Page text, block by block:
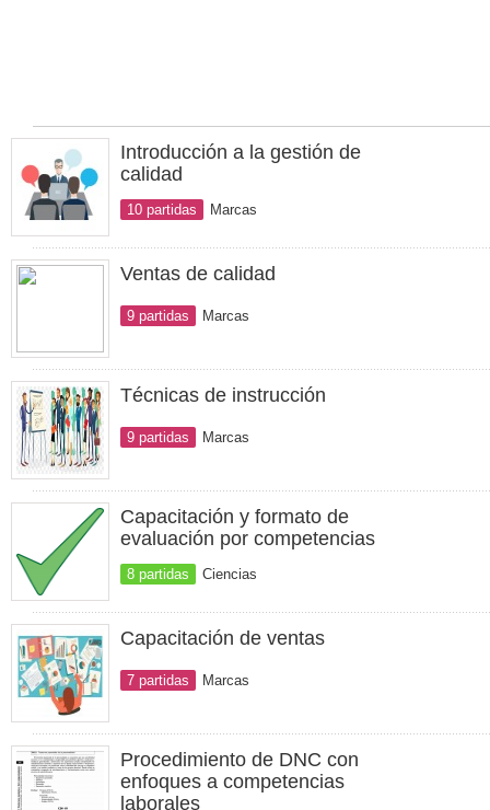
Introducción a la gestión de
calidad
10 partidas Marcas
Ventas de calidad
9 partidas Marcas
Técnicas de instrucción
9 partidas Marcas
Capacitación y formato de
evaluación por competencias
8 partidas Ciencias
Capacitación de ventas
7 partidas Marcas
Procedimiento de DNC con
enfoques a competencias
laborales